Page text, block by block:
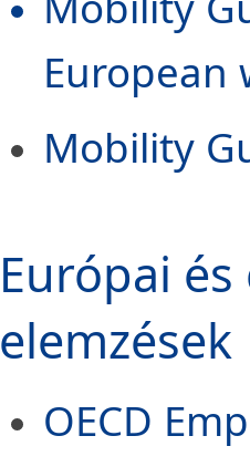
European
Mobility
Európai
elemzések
OECD